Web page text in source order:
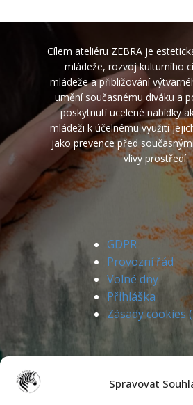
Spravovat
Cílem ateliéru ZEBRA je
mládeže, rozvoj kulturního
mládeže a přibližování
umění současnému diváku a
poskytnutí ucelené nabídky
mládeži k účelnému využití
jako prevence před
vlivy prostředí.
GDPR
Provozní řád
Volné dny
Přihláška
Zásady cookies